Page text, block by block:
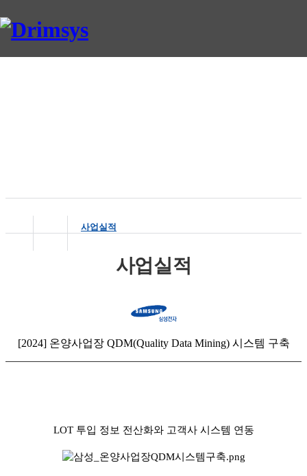
사업실적
사업실적
[2024] 온양사업장 QDM(Quality Data Mining) 시스템 구축
LOT 투입 정보 전산화와 고객사 시스템 연동